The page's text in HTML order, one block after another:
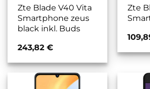
Zte Blade V40 Vita
Smartphone zeus
black inkl. Buds
243,82 €
Zte